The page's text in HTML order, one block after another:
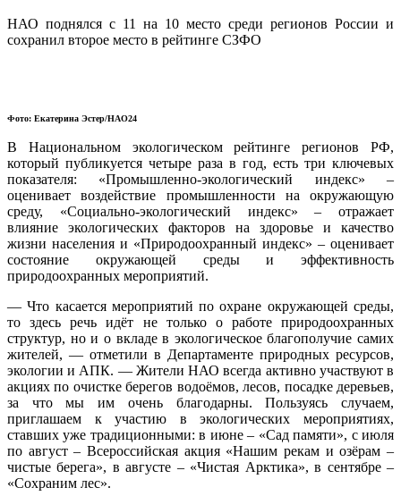
НАО поднялся с 11 на 10 место среди регионов России и
сохранил второе место в рейтинге СЗФО
Фото: Екатерина Эстер/НАО24
В Национальном экологическом рейтинге регионов РФ,
который публикуется четыре раза в год, есть три ключевых
показателя: «Промышленно-экологический индекс» –
оценивает воздействие промышленности на окружающую
среду, «Социально-экологический индекс» – отражает
влияние экологических факторов на здоровье и качество
жизни населения и «Природоохранный индекс» – оценивает
состояние окружающей среды и эффективность
природоохранных мероприятий.
— Что касается мероприятий по охране окружающей среды,
то здесь речь идёт не только о работе природоохранных
структур, но и о вкладе в экологическое благополучие самих
жителей, — отметили в Департаменте природных ресурсов,
экологии и АПК. — Жители НАО всегда активно участвуют в
акциях по очистке берегов водоёмов, лесов, посадке деревьев,
за что мы им очень благодарны. Пользуясь случаем,
приглашаем к участию в экологических мероприятиях,
ставших уже традиционными: в июне – «Сад памяти», с июля
по август – Всероссийская акция «Нашим рекам и озёрам –
чистые берега», в августе – «Чистая Арктика», в сентябре –
«Сохраним лес».